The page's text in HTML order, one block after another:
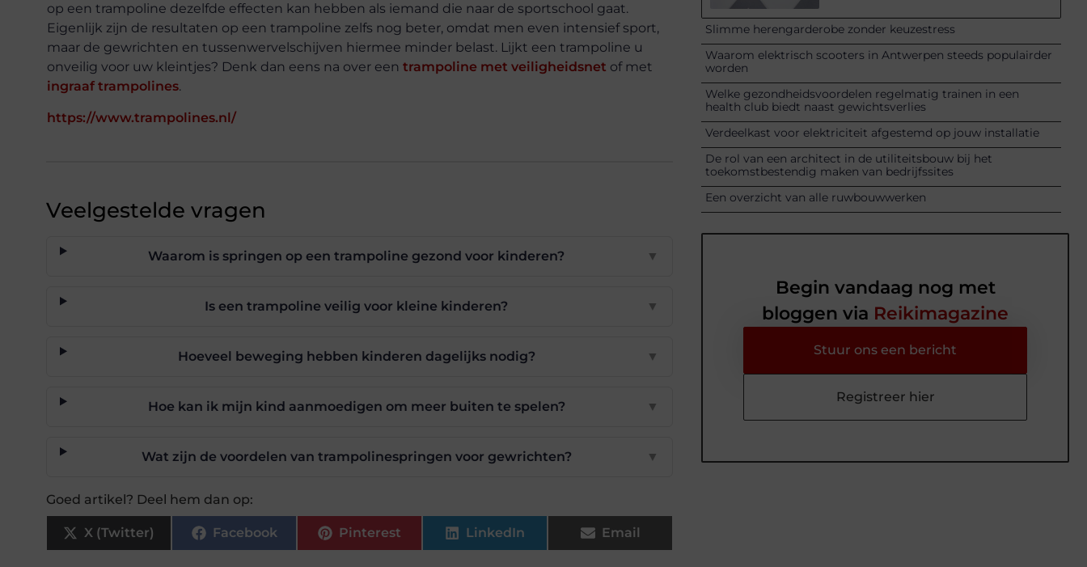
op een trampoline dezelfde effecten kan hebben als iemand die naar de sportschool gaat.
Eigenlijk zijn de resultaten op een trampoline zelfs nog beter, omdat men even intensief sport,
maar de gewrichten en tussenwervelschijven hiermee minder belast. Lijkt een trampoline u
onveilig voor uw kleintjes? Denk dan eens na over een trampoline met veiligheidsnet of met
ingraaf trampolines.
https://www.trampolines.nl/
Veelgestelde vragen
Waarom is springen op een trampoline gezond voor kinderen? ▼
Is een trampoline veilig voor kleine kinderen? ▼
Hoeveel beweging hebben kinderen dagelijks nodig? ▼
Hoe kan ik mijn kind aanmoedigen om meer buiten te spelen? ▼
Wat zijn de voordelen van trampolinespringen voor gewrichten? ▼
Goed artikel? Deel hem dan op:
X (Twitter) Facebook Pinterest LinkedIn Email
Slimme herengarderobe zonder keuzestress
Waarom elektrisch scooters in Antwerpen steeds populairder
worden
Welke gezondheidsvoordelen regelmatig trainen in een
health club biedt naast gewichtsverlies
Verdeelkast voor elektriciteit afgestemd op jouw installatie
De rol van een architect in de utiliteitsbouw bij het
toekomstbestendig maken van bedrijfssites
Een overzicht van alle ruwbouwwerken
Begin vandaag nog met
bloggen via Reikimagazine
Stuur ons een bericht
Registreer hier